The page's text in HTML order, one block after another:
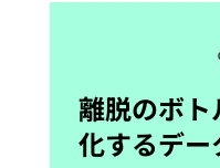
離脱のボ
化するデー